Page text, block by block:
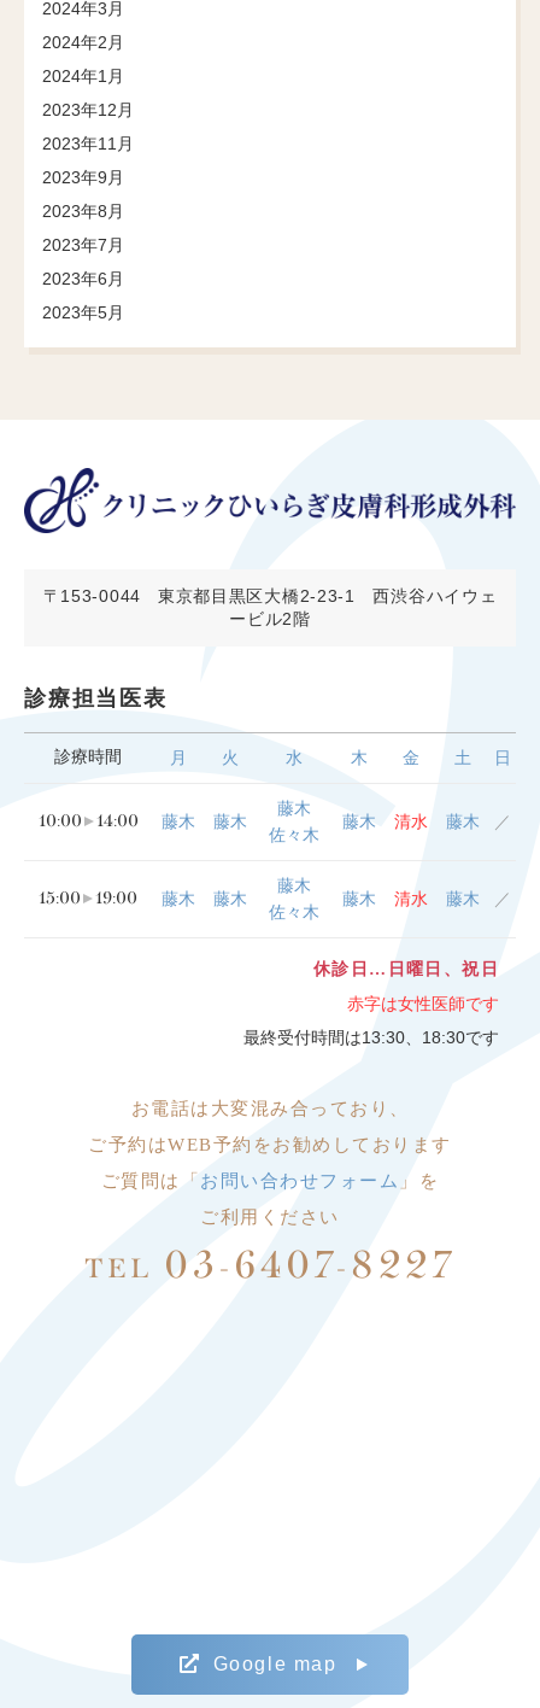
2024年3月
2024年2月
2024年1月
2023年12月
2023年11月
2023年9月
2023年8月
2023年7月
2023年6月
2023年5月
〒153-0044
東京都目黒区大橋2-23-1 西渋谷ハイウェ
ービル2階
診療担当医表
診療時間 月 火 水 木 金 土 日
10:00 14:00 藤木 藤木
藤木
佐々木
藤木 清水 藤木 ／
15:00 19:00 藤木 藤木
藤木
佐々木
藤木 清水 藤木 ／
休診日…日曜日、祝日
赤字は女性医師です
最終受付時間は13:30、18:30です
お電話は大変混み合っており、
ご予約はWEB予約をお勧めしております
ご質問は「 お問い合わせフォーム 」を
ご利用ください
TEL 03-6407-8227
Google map